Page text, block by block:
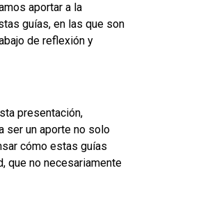
aportar a la
guías, en las que son
de reflexión y
presentación,
ser un aporte no solo
cómo estas guías
que no necesariamente